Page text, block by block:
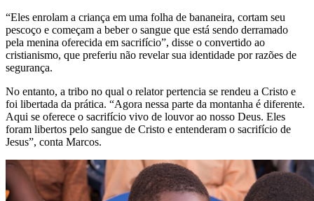
“Eles enrolam a criança em uma folha de bananeira, cortam seu
pescoço e começam a beber o sangue que está sendo derramado
pela menina oferecida em sacrifício”, disse o convertido ao
cristianismo, que preferiu não revelar sua identidade por razões de
segurança.
No entanto, a tribo no qual o relator pertencia se rendeu a Cristo e
foi libertada da prática. “Agora nessa parte da montanha é diferente.
Aqui se oferece o sacrifício vivo de louvor ao nosso Deus. Eles
foram libertos pelo sangue de Cristo e entenderam o sacrifício de
Jesus”, conta Marcos.